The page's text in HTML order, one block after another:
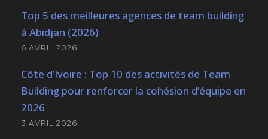
Top 5 des meilleures agences de team building
à Abidjan (2026)
6 AVRIL 2026
Côte d’Ivoire : Top 10 des activités de Team
Building pour renforcer la cohésion d’équipe en
2026
3 AVRIL 2026